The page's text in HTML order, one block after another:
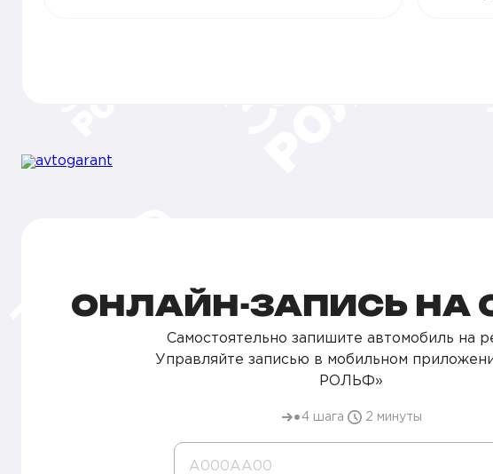
ОНЛАЙН-ЗАПИСЬ НА
Самостоятельно запишите автомобиль на
Управляйте записью в мобильном
РОЛЬФ»
4 шага 2 минуты
А000AA00